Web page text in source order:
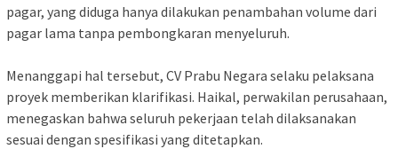
pagar, yang diduga hanya dilakukan penambahan volume dari
pagar lama tanpa pembongkaran menyeluruh.
‎Menanggapi hal tersebut, CV Prabu Negara selaku pelaksana
proyek memberikan klarifikasi. Haikal, perwakilan perusahaan,
menegaskan bahwa seluruh pekerjaan telah dilaksanakan
sesuai dengan spesifikasi yang ditetapkan.